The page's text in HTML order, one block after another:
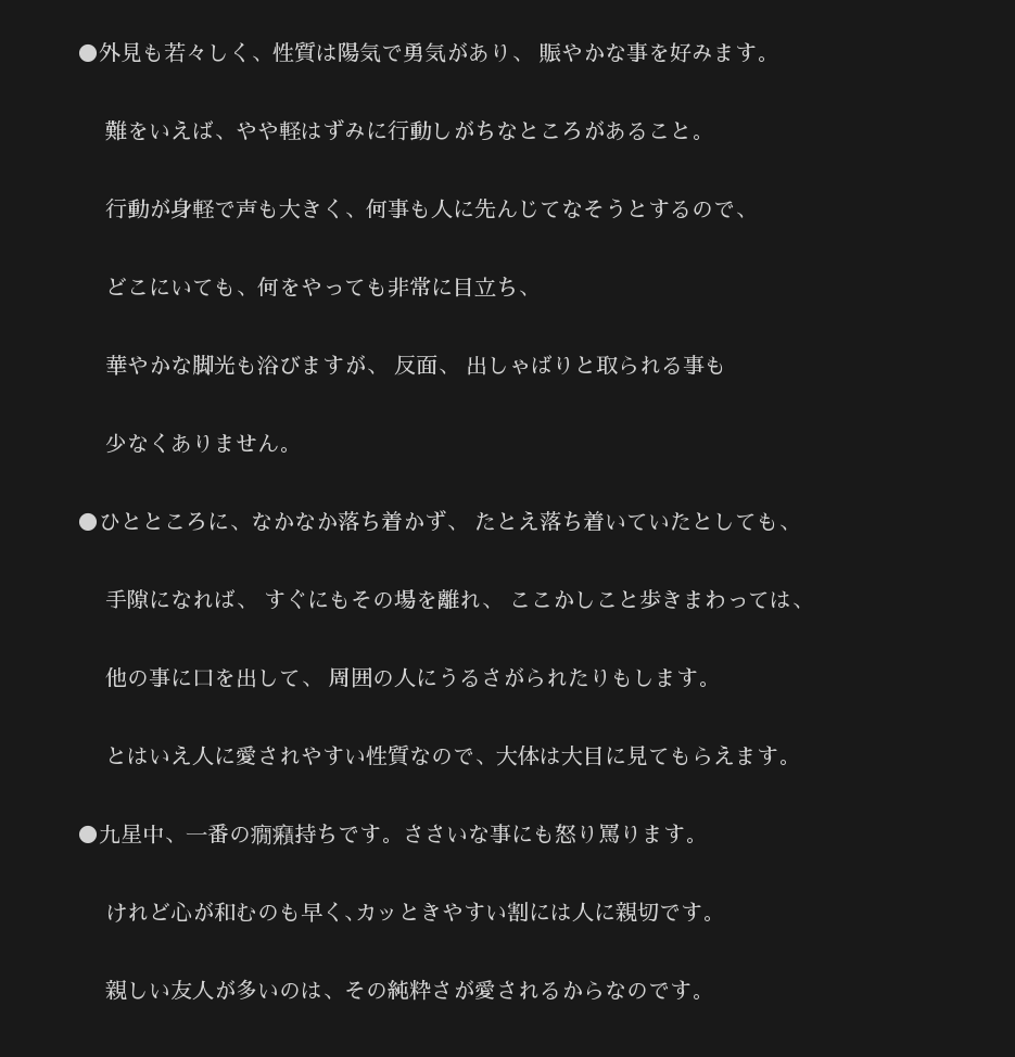
●外見も若々しく、性質は陽気で勇気があり、 賑やかな事を好みます。
難をいえば、やや軽はずみに行動しがちなところがあること。
行動が身軽で声も大きく、何事も人に先んじてなそうとするので、
どこにいても、何をやっても非常に目立ち、
華やかな脚光も浴びますが、 反面、 出しゃばりと取られる事も
少なくありません。
●ひとところに、なかなか落ち着かず、 たとえ落ち着いていたとしても、
手隙になれば、 すぐにもその場を離れ、 ここかしこと歩きまわっては、
他の事に口を出して、 周囲の人にうるさがられたりもします。
とはいえ人に愛されやすい性質なので、大体は大目に見てもらえます。
●九星中、一番の癇癪持ちです。ささいな事にも怒り罵ります。
けれど心が和むのも早く､カッときやすい割には人に親切です。
親しい友人が多いのは、その純粋さが愛されるからなのです。